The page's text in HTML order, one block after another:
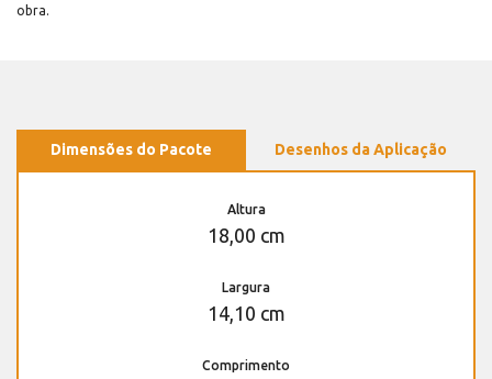
obra.
Dimensões do Pacote Desenhos da Aplicação
Altura
18,00 cm
Largura
14,10 cm
Comprimento